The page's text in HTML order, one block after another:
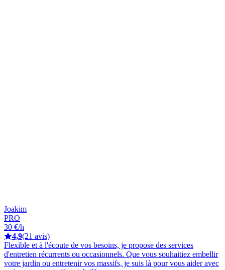
Joakim
PRO
30 €/h
4,9(21 avis)
Flexible et à l'écoute de vos besoins, je propose des services
d'entretien récurrents ou occasionnels. Que vous souhaitiez embellir
votre jardin ou entretenir vos massifs, je suis là pour vous aider avec